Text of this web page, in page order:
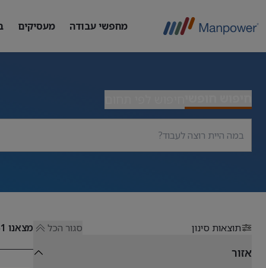
מחפשי עבודה מעסיקים
תוצאות סינון סגור הכל
אזור
מצאנו